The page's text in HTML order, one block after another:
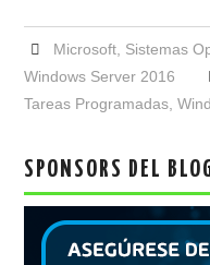
Microsoft, Sistemas
Windows Server 2016
Tareas Programadas ,
SPONSORS DEL